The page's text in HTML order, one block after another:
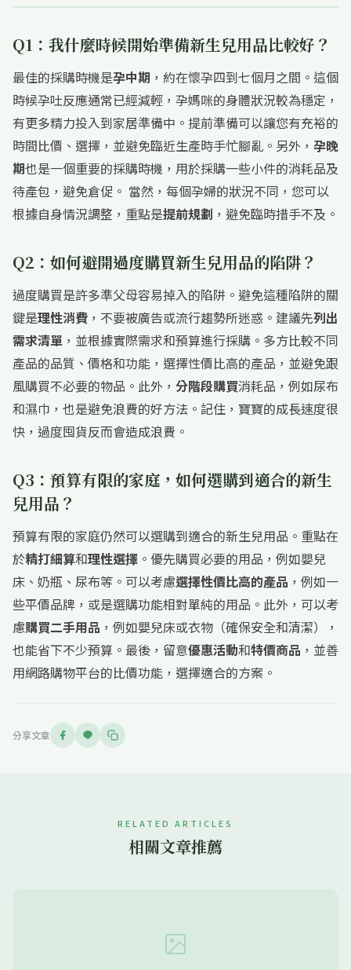
Q1：我什麼時候開始準備新生兒用品比較好？
最佳的採購時機是孕中期 ，約在懷孕四到七個月之間。這個
時候孕吐反應通常已經減輕，孕媽咪的身體狀況較為穩定，
有更多精力投入到家居準備中。提前準備可以讓您有充裕的
時間比價、選擇，並避免臨近生產時手忙腳亂。另外， 孕晚
期也是一個重要的採購時機，用於採購一些小件的消耗品及
待產包，避免倉促。 當然，每個孕婦的狀況不同，您可以
根據自身情況調整，重點是提前規劃 ，避免臨時措手不及。
Q2：如何避開過度購買新生兒用品的陷阱？
過度購買是許多準父母容易掉入的陷阱。避免這種陷阱的關
鍵是理性消費 ，不要被廣告或流行趨勢所迷惑。建議先列出
需求清單 ，並根據實際需求和預算進行採購。多方比較不同
產品的品質、價格和功能，選擇性價比高的產品，並避免跟
風購買不必要的物品。此外， 分階段購買消耗品，例如尿布
和濕巾，也是避免浪費的好方法。記住，寶寶的成長速度很
快，過度囤貨反而會造成浪費。
Q3：預算有限的家庭，如何選購到適合的新生
兒用品？
預算有限的家庭仍然可以選購到適合的新生兒用品。重點在
於精打細算和理性選擇 。優先購買必要的用品，例如嬰兒
床、奶瓶、尿布等。可以考慮選擇性價比高的產品 ，例如一
些平價品牌，或是選購功能相對單純的用品。此外，可以考
慮購買二手用品 ，例如嬰兒床或衣物（確保安全和清潔），
也能省下不少預算。最後，留意優惠活動和特價商品 ，並善
用網路購物平台的比價功能，選擇適合的方案。
分享文章
RELATED ARTICLES
相關文章推薦